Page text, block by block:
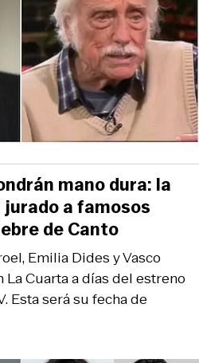
Emilia Dides y Vasco
Cuarta a días del estreno
Esta será su fecha de
mano dura: la
a famosos
de Canto